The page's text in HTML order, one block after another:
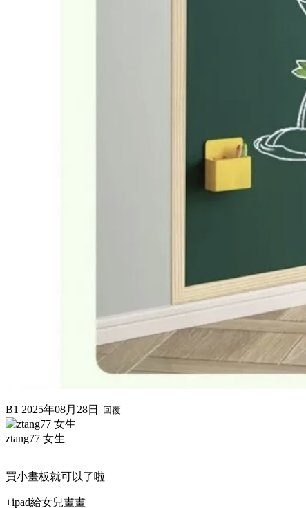
B1 2025年08月28日 回覆
ztang77 女生
買小畫板就可以了啦
+ipad給女兒畫畫